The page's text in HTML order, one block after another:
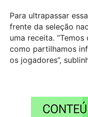
Para ultrapassar
frente da seleção
uma receita.
como partilhamos
os jogadores”,